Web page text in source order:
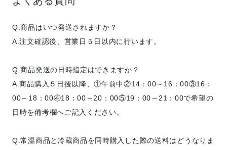
Q.商品はいつ発送されますか？
A.注文確認後、営業日５日以内に行います。
Q.商品発送の日時指定はできますか？
A.商品購入５日後以降、①午前中②14：00～16：00③16：
00～18：00④18：00～20：00⑤19：00～21：00で希望の
日時を備考欄へご記入ください。
Q.常温商品と冷蔵商品を同時購入した際の送料はどうなりま